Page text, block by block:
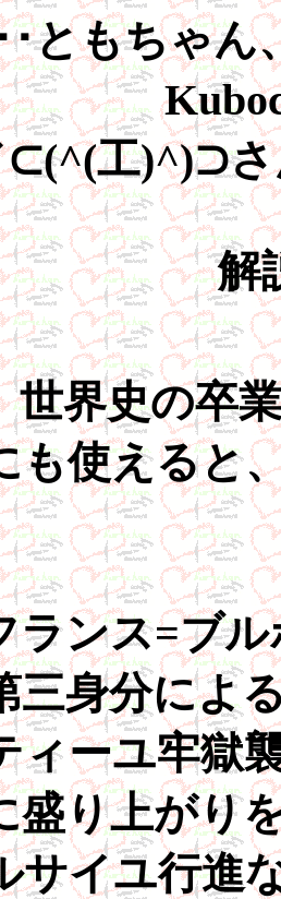
･ともちゃ
⊂(^(工)^)⊃
解
界史の卒
も使えると
ランス=ブ
三身分によ
ィーユ牢獄
盛り上がり
サイユ行進